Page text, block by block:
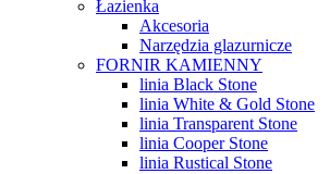
Łazienka
Akcesoria
Narzędzia glazurnicze
FORNIR KAMIENNY
linia Black Stone
linia White & Gold Stone
linia Transparent Stone
linia Cooper Stone
linia Rustical Stone